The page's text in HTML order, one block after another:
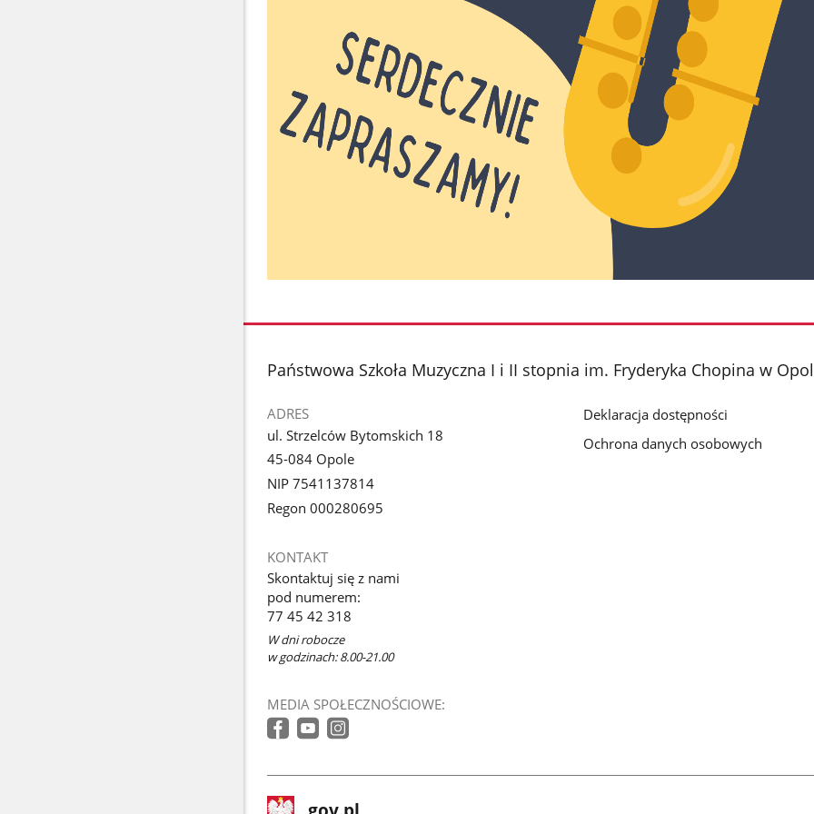
stopka
Państwowa Szkoła Muzyczna I i II stopnia im. Fryderyka Chopina w
ADRES
ul. Strzelców Bytomskich 18
45-084 Opole
NIP 7541137814
Regon 000280695
KONTAKT
Skontaktuj się z nami
pod numerem:
77 45 42 318
W dni robocze
w godzinach: 8.00-21.00
MEDIA SPOŁECZNOŚCIOWE:
Deklaracja dostępności
Ochrona danych osobowych
stopkaStrona